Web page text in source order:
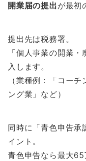
開業届の提出が最初
提出先は税務署。
「個人事業の開業
入します。
（業種例：「コー
ング業」など）
同時に「青色申告承
イント。
青色申告なら最大